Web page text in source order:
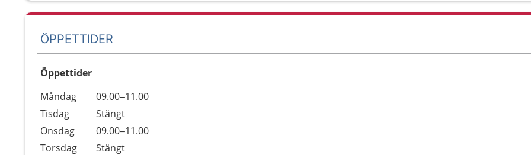
ÖPPETTIDER
Öppettider
Dag
Öppettider
Kommentarer
Måndag
09.00–11.00
Tisdag
Stängt
Onsdag
09.00–11.00
Torsdag
Stängt